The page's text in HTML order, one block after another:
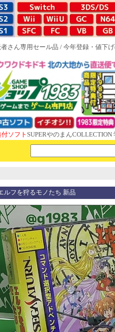
さん専用セール品 / 今年登録・値下
やのまんCOLLECTION 学校で
ルフを狩るモノたち 新品